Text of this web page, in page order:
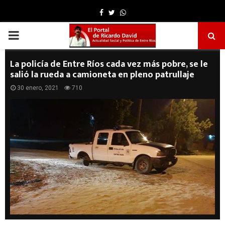
Facebook
TwitterWhatsapp
PRIMARY
MENU
La policía de Entre Ríos cada vez más pobre, se le
salió la rueda a camioneta en pleno patrullaje
30 enero, 2021 710